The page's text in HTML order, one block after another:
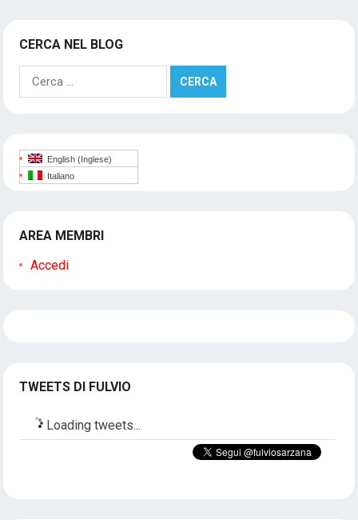
CERCA NEL BLOG
Ricerca
per:
English (Inglese)
Italiano
AREA MEMBRI
Accedi
TWEETS DI FULVIO
Loading tweets...